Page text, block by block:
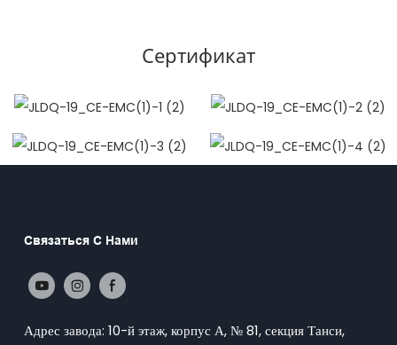
Сертификат
Связаться С Нами
Адрес завода: 10-й этаж, корпус А, № 81, секция Танси,